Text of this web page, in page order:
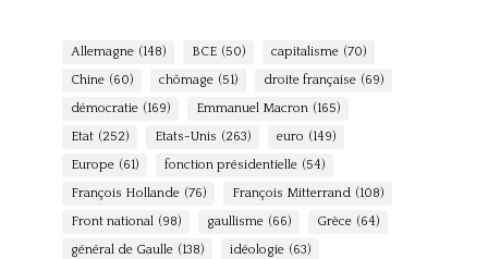
Allemagne (148) BCE (50) capitalisme (70)
Chine (60) chômage (51) droite française (69)
démocratie (169) Emmanuel Macron (165)
Etat (252) Etats-Unis (263) euro (149)
Europe (61) fonction présidentielle (54)
François Hollande (76) François Mitterrand (108)
Front national (98) gaullisme (66) Grèce (64)
général de Gaulle (138) idéologie (63)